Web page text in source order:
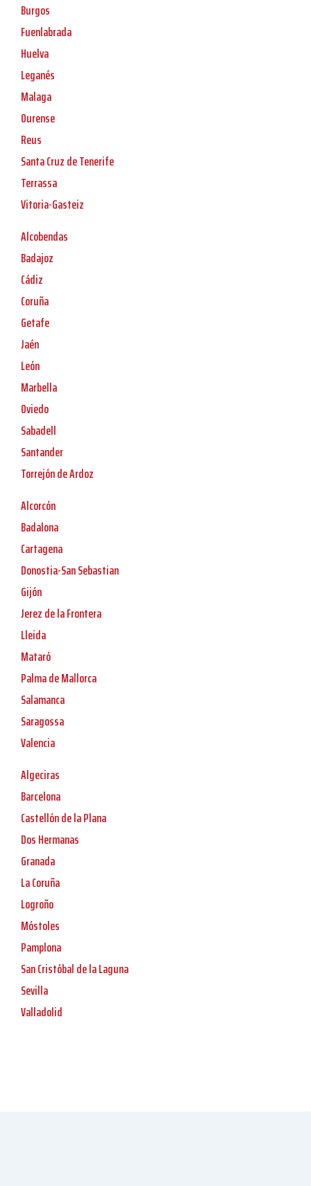
Burgos
Fuenlabrada
Huelva
Leganés
Malaga
Ourense
Reus
Santa Cruz de Tenerife
Terrassa
Vitoria-Gasteiz
Alcobendas
Badajoz
Cádiz
Coruña
Getafe
Jaén
León
Marbella
Oviedo
Sabadell
Santander
Torrejón de Ardoz
Alcorcón
Badalona
Cartagena
Donostia-San Sebastian
Gijón
Jerez de la Frontera
Lleida
Mataró
Palma de Mallorca
Salamanca
Saragossa
Valencia
Algeciras
Barcelona
Castellón de la Plana
Dos Hermanas
Granada
La Coruña
Logroño
Móstoles
Pamplona
San Cristóbal de la Laguna
Sevilla
Valladolid